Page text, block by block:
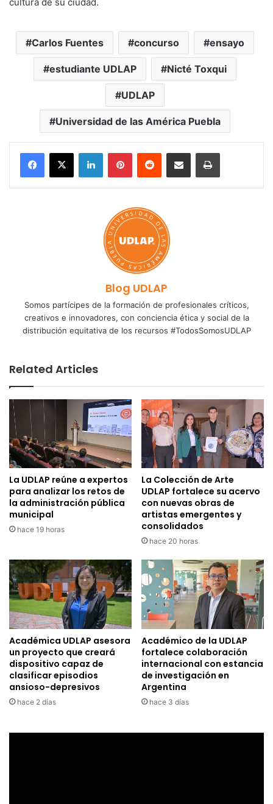
Carlos Fuentes concurso ensayo
estudiante UDLAP Nicté Toxqui
UDLAP
Universidad de las América Puebla
LinkedInPinterestReddit Share via Email Print
Blog UDLAP
Somos partícipes de la formación de profesionales críticos,
creativos e innovadores, con conciencia ética y social de la
distribución equitativa de los recursos #TodosSomosUDLAP
Related Articles
La UDLAP reúne a expertos
para analizar los retos de
la administración pública
municipal
hace 19 horas
La Colección de Arte
UDLAP fortalece su acervo
con nuevas obras de
artistas emergentes y
consolidados
hace 20 horas
Académica UDLAP asesora
un proyecto que creará
dispositivo capaz de
clasificar episodios
ansioso-depresivos
hace 2 días
Académico de la UDLAP
fortalece colaboración
internacional con estancia
de investigación en
Argentina
hace 3 días